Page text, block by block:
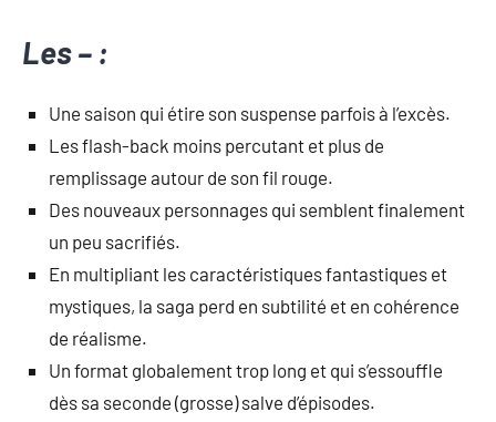
Les – :
Une saison qui étire son suspense parfois à l’excès.
Les flash-back moins percutant et plus de
remplissage autour de son fil rouge.
Des nouveaux personnages qui semblent finalement
un peu sacrifiés.
En multipliant les caractéristiques fantastiques et
mystiques, la saga perd en subtilité et en cohérence
de réalisme.
Un format globalement trop long et qui s’essouffle
dès sa seconde (grosse) salve d’épisodes.